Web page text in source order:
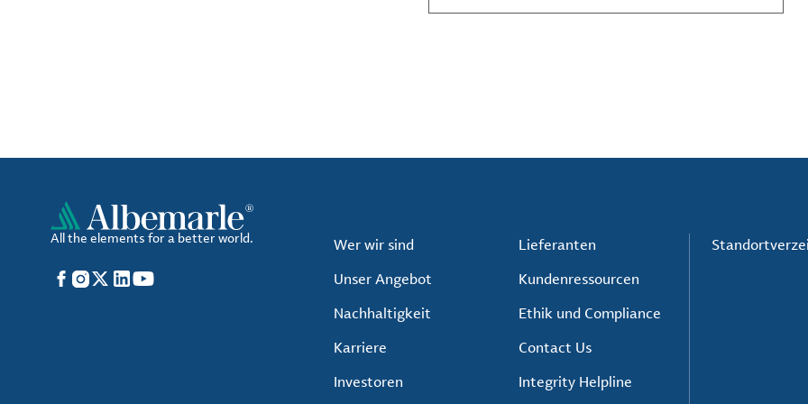
Akteure unerlässlich sind.
All the elements for a better world.
Facebook
Instagram
X LinkedIn
YouTube
Wer wir sind
Unser Angebot
Nachhaltigkeit
Karriere
Investoren
Lieferanten
Kundenressourcen
Ethik und Compliance
Contact Us
Integrity Helpline